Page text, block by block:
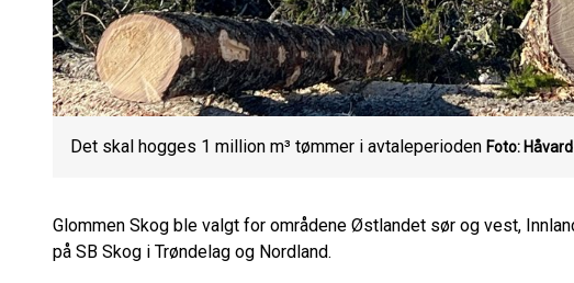
Det skal hogges 1 million m³ tømmer i avtaleperioden Foto:
Glommen Skog ble valgt for områdene Østlandet sør og vest,
på SB Skog i Trøndelag og Nordland.